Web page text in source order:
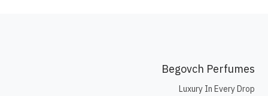
Begovch Perfumes
Luxury In Every Drop